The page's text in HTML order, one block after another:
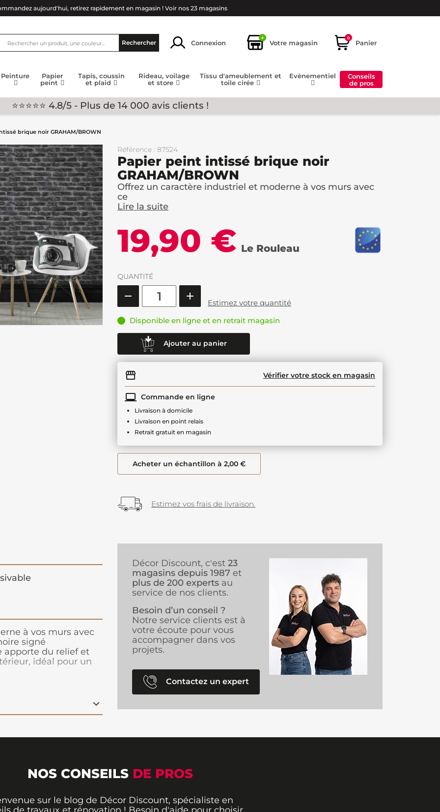
aujourd'hui, retirez rapidement en magasin ! Voir nos 23 magasins
Rechercher Connexion
+
Votre magasin
0
Panier
Peinture
Papier
peint
Tapis, coussin
et plaid
Rideau, voilage
et store
Tissu d'ameublement et
toile cirée
Evènementiel
Conseils
de pros
⭐⭐⭐⭐⭐ 4.8/5 - Plus de 14 000 avis clients !
brique noir GRAHAM/BROWN
Référence : 87524
Papier peint intissé brique noir
GRAHAM/BROWN
Offrez un caractère industriel et moderne à vos murs avec
ce
Lire la suite
19,90 € Le Rouleau
QUANTITÉ
Estimez votre quantité
Disponible en ligne et en retrait magasin
Ajouter au panier
Vérifier votre stock en magasin
Commande en ligne
Livraison à domicile
Livraison en point relais
Retrait gratuit en magasin
Acheter un échantillon à 2,00 €
Estimez vos frais de livraison.
à vos murs avec
signé
apporte du relief et
idéal pour un
libre, ce
il est à la fois
usage quotidien.
Décor Discount, c'est 23
magasins depuis 1987 et
plus de 200 experts au
service de nos clients.
Besoin d’un conseil ?
Notre service clients est à
votre écoute pour vous
accompagner dans vos
projets.
Contactez un expert
NOS CONSEILS DE PROS
sur le blog de Décor Discount, spécialiste en